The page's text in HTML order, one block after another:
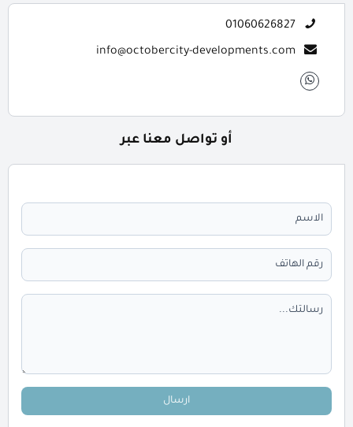
01060626827
info@octobercity-developments.com
أو تواصل معنا عبر
ارسال